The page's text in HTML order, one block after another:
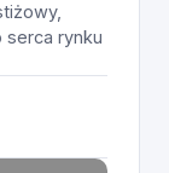
rynku